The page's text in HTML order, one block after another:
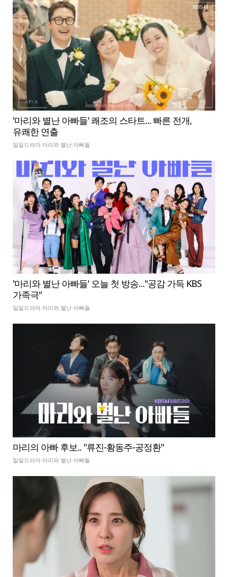
'마리와 별난 아빠들' 쾌조의 스타트... 빠른 전개,
유쾌한 연출
일일드라마 마리와 별난 아빠들
'마리와 별난 아빠들' 오늘 첫 방송..."공감 가득 KBS
가족극"
일일드라마 마리와 별난 아빠들
마리의 아빠 후보.. "류진-황동주-공정환"
일일드라마 마리와 별난 아빠들